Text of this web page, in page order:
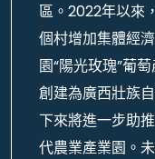
區。2022年以來
個村增加集體經
園“陽光玫瑰”葡
創建為廣西壯族
下來將進一步助
代農業產業園。